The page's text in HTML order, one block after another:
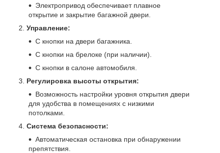
Электропривод обеспечивает плавное
открытие и закрытие багажной двери.
Управление:
С кнопки на двери багажника.
С кнопки на брелоке (при наличии).
С кнопки в салоне автомобиля.
Регулировка высоты открытия:
Возможность настройки уровня открытия двери
для удобства в помещениях с низкими
потолками.
Система безопасности:
Автоматическая остановка при обнаружении
препятствия.